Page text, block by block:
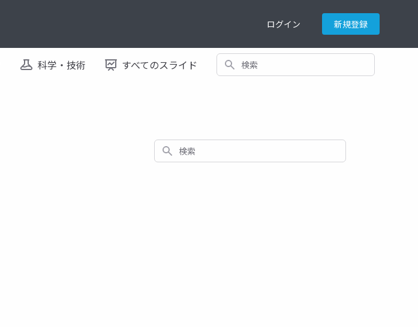
ログイン 新規登録
科学・技術 すべてのスライド 検索
検索